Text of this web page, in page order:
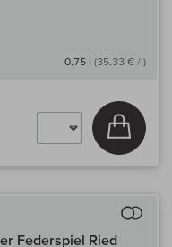
0,75 l (35,33 € /l)
In
Federspiel Ried